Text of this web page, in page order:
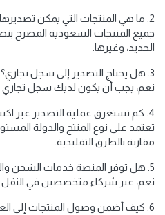
2. ما هي المنتجات التي يمكن تصديرها عبر المنصة؟
جميع المنتجات السعودية المصرح
الحديد، وغيرها.
3. هل يحتاج التصدير إلى سجل تجاري؟
نعم، يجب أن يكون لديك سجل
4. كم تستغرق عملية التصدير عبر اكسبورتاج؟
تعتمد على نوع المنتج والدولة
مقارنة بالطرق التقليدية.
5. هل توفر المنصة خدمات الشحن والتخليص الجمركي؟
نعم، عبر شركاء متخصصين في النقل
6. كيف أضمن وصول المنتجات إلى العملاء الدوليين بأمان؟